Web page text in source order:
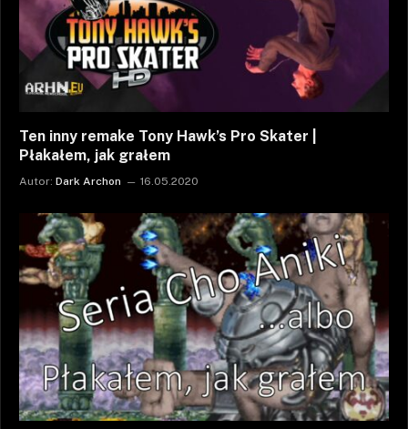
Ten inny remake Tony Hawk’s Pro Skater |
Płakałem, jak grałem
Autor: Dark Archon 16.05.2020